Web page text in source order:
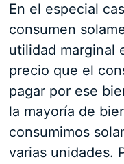
En el especial
consumen
utilidad marginal
precio que el
pagar por ese
la mayoría de
consumimos
varias unidades.